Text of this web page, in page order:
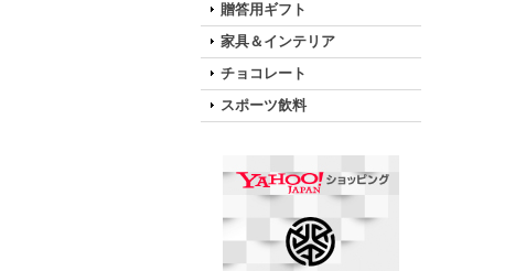
贈答用ギフト
家具＆インテリア
チョコレート
スポーツ飲料